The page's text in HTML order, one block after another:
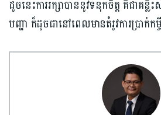
ដូចនេះការរក្សាបាននូវទំនុកចិត្ត គឺជាគ
បញ្ហា ក៏ដូចជានៅពេលមានតំរូវការប្រាក់